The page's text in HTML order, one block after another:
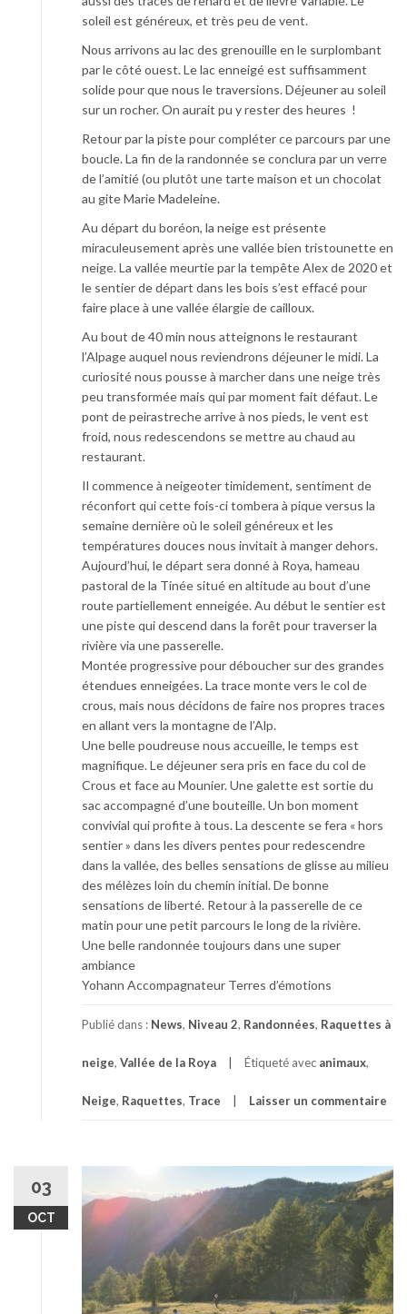
soleil est généreux, et très peu de vent.
Nous arrivons au lac des grenouille en le surplombant
par le côté ouest. Le lac enneigé est suffisamment
solide pour que nous le traversions. Déjeuner au soleil
sur un rocher. On aurait pu y rester des heures !
Retour par la piste pour compléter ce parcours par une
boucle. La fin de la randonnée se conclura par un verre
de l’amitié (ou plutôt une tarte maison et un chocolat
au gite Marie Madeleine.
Au départ du boréon, la neige est présente
miraculeusement après une vallée bien tristounette en
neige. La vallée meurtie par la tempête Alex de 2020 et
le sentier de départ dans les bois s’est effacé pour
faire place à une vallée élargie de cailloux.
Au bout de 40 min nous atteignons le restaurant
l’Alpage auquel nous reviendrons déjeuner le midi. La
curiosité nous pousse à marcher dans une neige très
peu transformée mais qui par moment fait défaut. Le
pont de peirastreche arrive à nos pieds, le vent est
froid, nous redescendons se mettre au chaud au
restaurant.
Il commence à neigeoter timidement, sentiment de
réconfort qui cette fois-ci tombera à pique versus la
semaine dernière où le soleil généreux et les
températures douces nous invitait à manger dehors.
Aujourd’hui, le départ sera donné à Roya, hameau
pastoral de la Tinée situé en altitude au bout d’une
route partiellement enneigée. Au début le sentier est
une piste qui descend dans la forêt pour traverser la
rivière via une passerelle.
Montée progressive pour déboucher sur des grandes
étendues enneigées. La trace monte vers le col de
crous, mais nous décidons de faire nos propres traces
en allant vers la montagne de l’Alp.
Une belle poudreuse nous accueille, le temps est
magnifique. Le déjeuner sera pris en face du col de
Crous et face au Mounier. Une galette est sortie du
sac accompagné d’une bouteille. Un bon moment
convivial qui profite à tous. La descente se fera « hors
sentier » dans les divers pentes pour redescendre
dans la vallée, des belles sensations de glisse au milieu
des mélèzes loin du chemin initial. De bonne
sensations de liberté. Retour à la passerelle de ce
matin pour une petit parcours le long de la rivière.
Une belle randonnée toujours dans une super
ambiance
Yohann Accompagnateur Terres d’émotions
Publié dans : News, Niveau 2, Randonnées, Raquettes à
neige, Vallée de la Roya Étiqueté avec animaux,
Neige, Raquettes, Trace Laisser un commentaire
03
OCT